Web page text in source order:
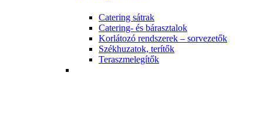
Catering sátrak
Catering- és bárasztalok
Korlátozó rendszerek – sorvezetők
Székhuzatok, terítők
Teraszmelegítők